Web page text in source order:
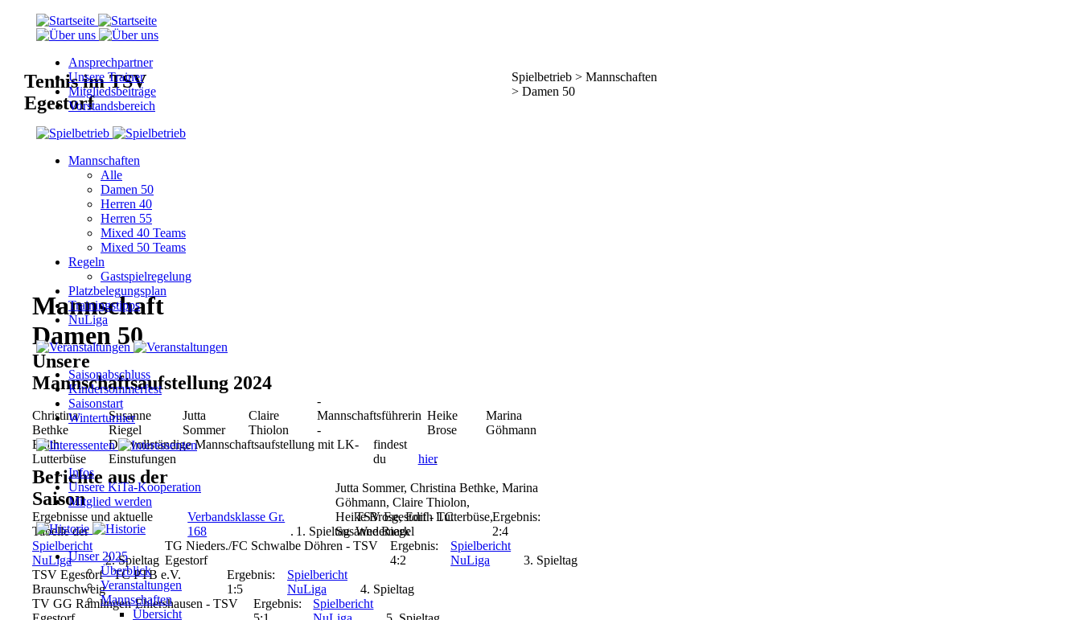
Tennis im TSV
Egestorf
Mannschaft
Damen 50
Unsere
Mannschaftsaufstellung 2024
Christina
Bethke
Susanne
Riegel
Jutta
Sommer
Claire
Thiolon
-
Mannschaftsführerin
-
Heike
Brose
Marina
Göhmann
Edith
Lutterbüse
Die vollständige Mannschaftsaufstellung mit LK-
Einstufungen
findest
du
hier.
Berichte aus der
Saison
Ergebnisse und aktuelle
Tabelle der
Verbandsklasse Gr.
168
. 1. Spieltag
TSV Egestorf - TC
Wedemark
Ergebnis:
2:4
Spielbericht
NuLiga
2. Spieltag
TG Nieders./FC Schwalbe Döhren - TSV
Egestorf
Ergebnis:
4:2
Spielbericht
NuLiga
3. Spieltag
TSV Egestorf - TC PTB e.V.
Braunschweig
Ergebnis:
1:5
Spielbericht
NuLiga
4. Spieltag
TV GG Ramlingen-Ehlershausen - TSV
Ergebnis:
Spielbericht
Spielbetrieb > Mannschaften
> Damen 50
Jutta Sommer, Christina Bethke, Marina
Göhmann, Claire Thiolon,
Heike Brose, Edith Lutterbüse,
Susanne Riegel
Ansprechpartner
Unsere Trainer
Mitgliedsbeiträge
Vorstandsbereich
Mannschaften
Alle
Damen 50
Herren 40
Herren 55
Mixed 40 Teams
Mixed 50 Teams
Regeln
Gastspielregelung
Platzbelegungsplan
Trainingstipps
NuLiga
Saisonabschluss
Kindersommerfest
Saisonstart
Winterturnier
Infos
Unsere KiTa-Kooperation
Mitglied werden
Unser 2025
Überblick
Veranstaltungen
Mannschaften
Übersicht